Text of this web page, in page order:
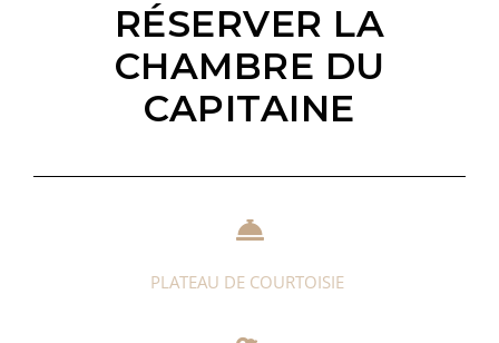
RÉSERVER LA
CHAMBRE DU
CAPITAINE
PLATEAU DE COURTOISIE